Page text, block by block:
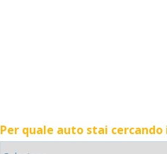
Per quale auto stai cercando